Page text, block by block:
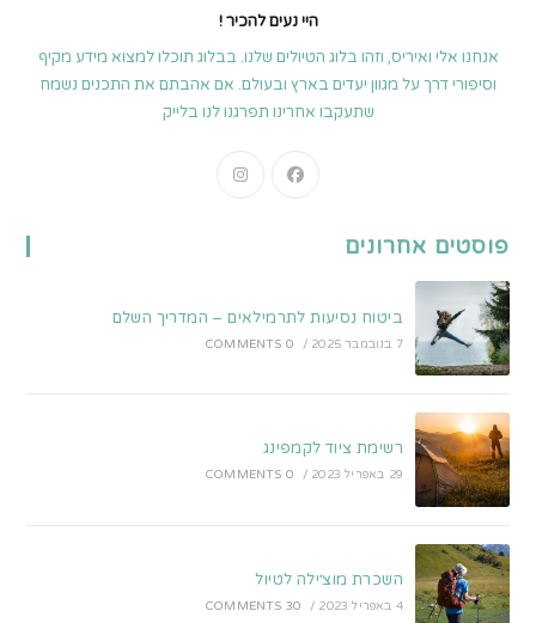
היי נעים להכיר !
אנחנו אלי ואיריס, וזהו בלוג הטיולים שלנו. בבלוג תוכלו למצוא מידע מקיף
וסיפורי דרך על מגוון יעדים בארץ ובעולם. אם אהבתם את התכנים נשמח
שתעקבו אחרינו תפרגנו לנו בלייק
Opens
פוסטים אחרונים
ביטוח נסיעות לתרמילאים – המדריך השלם
7 בנובמבר 2025 /
0 COMMENTS
רשימת ציוד לקמפינג
29 באפריל 2023 /
0 COMMENTS
השכרת מוצ׳ילה לטיול
4 באפריל 2023 /
30 COMMENTS